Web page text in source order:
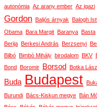
autonómia Az arany ember Az igazi
Gordon
Baljós árnyak Balogh
Obama
Bara Margit Baranya Basta
Berija Berkesi András Berzsenyi
Bilbó
Bimbó Mihály birodalom BKV
Bond
Boromir Borsod Botka
Buda Budapest
Burundi Bács-Kiskun megye Bán